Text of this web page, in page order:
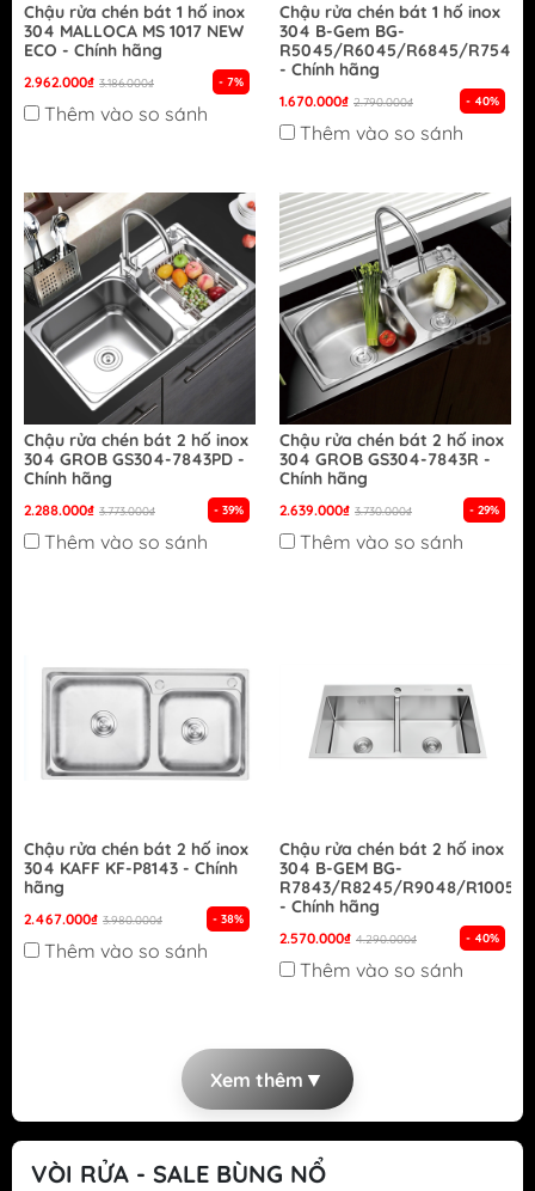
Chậu rửa chén bát 1 hố inox
304 MALLOCA MS 1017 NEW
ECO - Chính hãng
2.962.000₫ 3.186.000₫ - 7%
Thêm vào so sánh
Chậu rửa chén bát 1 hố inox
304 B-Gem BG-
R5045/R6045/R6845/R7545/
- Chính hãng
1.670.000₫ 2.790.000₫ - 40%
Thêm vào so sánh
Chậu rửa chén bát 2 hố inox
304 GROB GS304-7843PD -
Chính hãng
2.288.000₫ 3.773.000₫ - 39%
Thêm vào so sánh
Chậu rửa chén bát 2 hố inox
304 GROB GS304-7843R -
Chính hãng
2.639.000₫ 3.730.000₫ - 29%
Thêm vào so sánh
Chậu rửa chén bát 2 hố inox
304 KAFF KF-P8143 - Chính
hãng
2.467.000₫ 3.980.000₫ - 38%
Thêm vào so sánh
Chậu rửa chén bát 2 hố inox
304 B-GEM BG-
R7843/R8245/R9048/
- Chính hãng
2.570.000₫ 4.290.000₫ - 40%
Thêm vào so sánh
Xem thêm ▼
VÒI RỬA - SALE BÙNG NỔ